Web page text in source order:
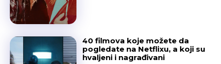
40 filmova koje možete da
pogledate na Netflixu, a koji su
hvaljeni i nagrađivani